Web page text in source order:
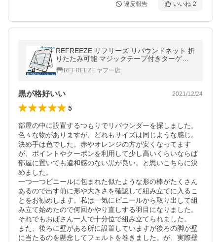
違反報告 いいね 2
REFREEZE リフリーズ リバウンドネット 折
りたたみ可能 マジックテープ付きターゲッ
ト用ロープ・脚付属 5段階角度調節可能 ブラ
ック 室内屋外兼用 リバウンダー
REFREEZE ヤフー店
黒が格好いい 2021/12/24
5
部屋の中に設置するつもりでリバウンダーを探しました。
色々な物がありますが、どれもサイズは同じような感じ。
決め手は色でした。赤やオレンジの方が安くなってます
が、ポイントやクーポンを利用して少し高いくらいならば
部屋に置いても違和感のない黒が良い。と思いこちらに決
めました。
一つ一つビニールに包まれた似たような形の棒がたくさん
あるので出す前に形や大きさを確認して組み立てに入るこ
とをお勧めします。私は一気にビニールから取り出して組
み立て始めたので何回かやり直しする羽目になりました。
それでもおばさん一人で十分位で組み立てられました。
また、後ろに壁がある所に設置していますが後ろの脚が壁
に当たるのを懸念してフェルトを巻きました。が、実際壁